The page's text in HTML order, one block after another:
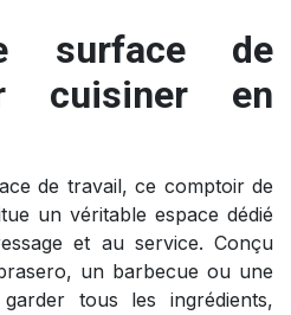
surface de
cuisiner en
de travail, ce comptoir de
un véritable espace dédié
et au service. Conçu
un barbecue ou une
tous les ingrédients,